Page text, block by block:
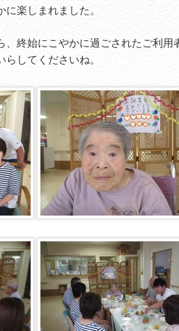
楽しまれました。
、終始にこやかに過ごされたご利用
してくださいね。